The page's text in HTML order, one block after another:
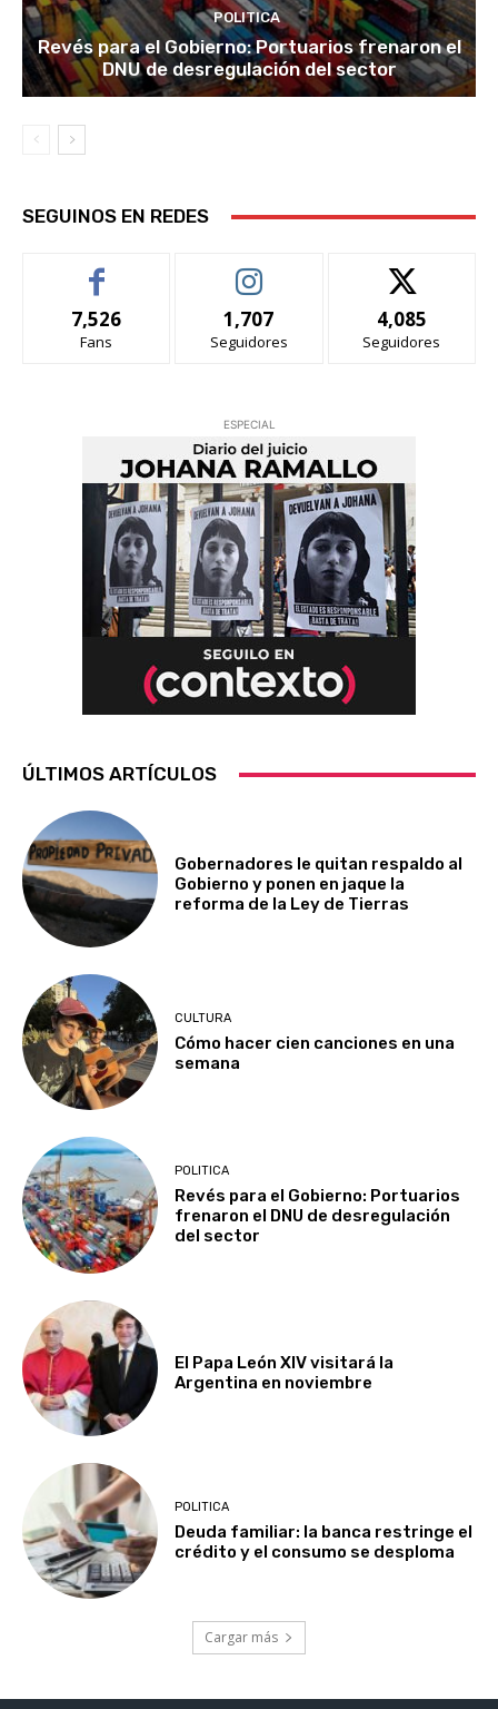
POLITICA
Revés para el Gobierno: Portuarios frenaron el
DNU de desregulación del sector
SEGUINOS EN REDES
7,526
Fans
1,707
Seguidores
4,085
Seguidores
ESPECIAL
ÚLTIMOS ARTÍCULOS
Gobernadores le quitan respaldo al
Gobierno y ponen en jaque la
reforma de la Ley de Tierras
CULTURA
Cómo hacer cien canciones en una
semana
POLITICA
Revés para el Gobierno: Portuarios
frenaron el DNU de desregulación
del sector
El Papa León XIV visitará la
Argentina en noviembre
POLITICA
Deuda familiar: la banca restringe el
crédito y el consumo se desploma
Cargar más